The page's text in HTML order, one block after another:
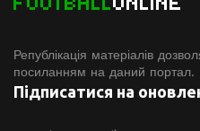
Републікація матеріалів
посиланням на даний портал.
Підписатися на